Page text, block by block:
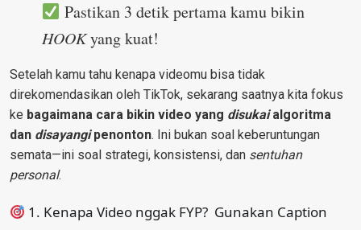
Pastikan 3 detik pertama kamu bikin
HOOKyang kuat!
Setelah kamu tahu kenapa videomu bisa tidak
direkomendasikan oleh TikTok, sekarang saatnya kita fokus
ke bagaimana cara bikin video yang disukaialgoritma
dan disayangipenonton. Ini bukan soal keberuntungan
semata—ini soal strategi, konsistensi, dan sentuhan
personal.
1. Kenapa Video nggak FYP? Gunakan Caption